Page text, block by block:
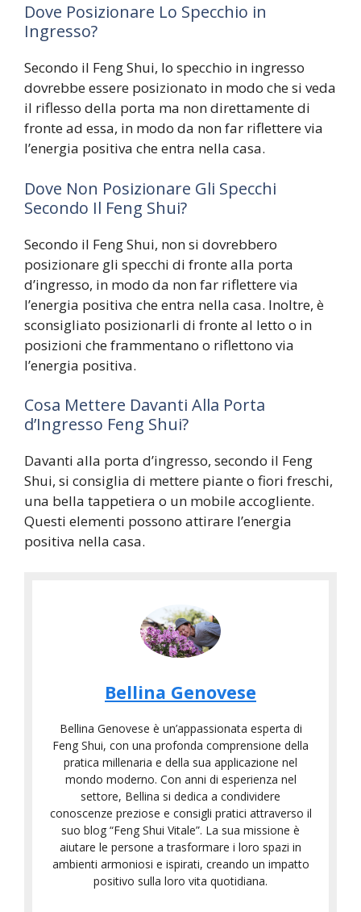
Dove Posizionare Lo Specchio in
Ingresso?
Secondo il Feng Shui, lo specchio in ingresso
dovrebbe essere posizionato in modo che si veda
il riflesso della porta ma non direttamente di
fronte ad essa, in modo da non far riflettere via
l’energia positiva che entra nella casa.
Dove Non Posizionare Gli Specchi
Secondo Il Feng Shui?
Secondo il Feng Shui, non si dovrebbero
posizionare gli specchi di fronte alla porta
d’ingresso, in modo da non far riflettere via
l’energia positiva che entra nella casa. Inoltre, è
sconsigliato posizionarli di fronte al letto o in
posizioni che frammentano o riflettono via
l’energia positiva.
Cosa Mettere Davanti Alla Porta
d’Ingresso Feng Shui?
Davanti alla porta d’ingresso, secondo il Feng
Shui, si consiglia di mettere piante o fiori freschi,
una bella tappetiera o un mobile accogliente.
Questi elementi possono attirare l’energia
positiva nella casa.
Bellina Genovese
Bellina Genovese è un’appassionata esperta di
Feng Shui, con una profonda comprensione della
pratica millenaria e della sua applicazione nel
mondo moderno. Con anni di esperienza nel
settore, Bellina si dedica a condividere
conoscenze preziose e consigli pratici attraverso il
suo blog “Feng Shui Vitale”. La sua missione è
aiutare le persone a trasformare i loro spazi in
ambienti armoniosi e ispirati, creando un impatto
positivo sulla loro vita quotidiana.